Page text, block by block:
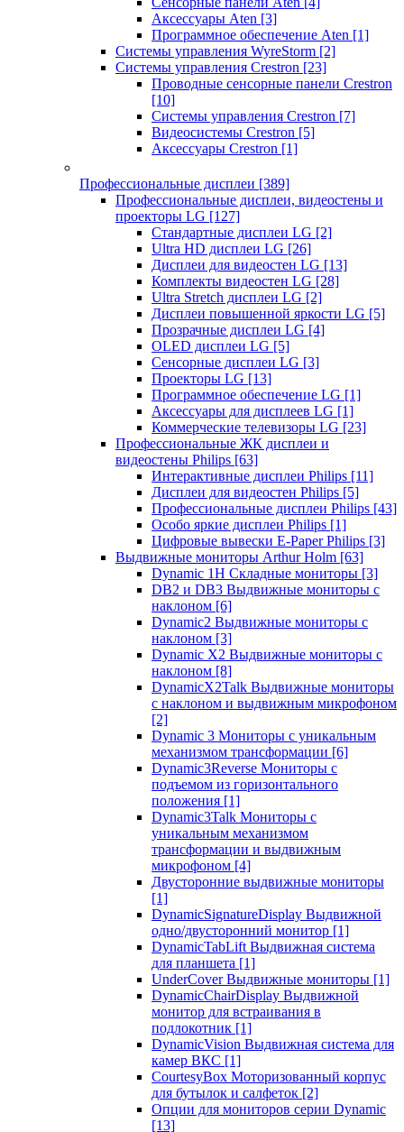
Аксессуары Aten [3]
Программное обеспечение Aten [1]
Системы управления WyreStorm [2]
Системы управления Crestron [23]
Проводные сенсорные панели Crestron
[10]
Системы управления Crestron [7]
Видеосистемы Crestron [5]
Аксессуары Crestron [1]
Профессиональные дисплеи [389]
Профессиональные дисплеи, видеостены и
проекторы LG [127]
Стандартные дисплеи LG [2]
Ultra HD дисплеи LG [26]
Дисплеи для видеостен LG [13]
Комплекты видеостен LG [28]
Ultra Stretch дисплеи LG [2]
Дисплеи повышенной яркости LG [5]
Прозрачные дисплеи LG [4]
OLED дисплеи LG [5]
Сенсорные дисплеи LG [3]
Проекторы LG [13]
Программное обеспечение LG [1]
Аксессуары для дисплеев LG [1]
Коммерческие телевизоры LG [23]
Профессиональные ЖК дисплеи и
видеостены Philips [63]
Интерактивные дисплеи Philips [11]
Дисплеи для видеостен Philips [5]
Профессиональные дисплеи Philips [43]
Особо яркие дисплеи Philips [1]
Цифровые вывески E-Paper Philips [3]
Выдвижные мониторы Arthur Holm [63]
Dynamic 1Н Складные мониторы [3]
DB2 и DB3 Выдвижные мониторы с
наклоном [6]
Dynamic2 Выдвижные мониторы с
наклоном [3]
Dynamic X2 Выдвижные мониторы с
наклоном [8]
DynamicX2Talk Выдвижные мониторы
с наклоном и выдвижным микрофоном
[2]
Dynamic 3 Мониторы с уникальным
механизмом трансформации [6]
Dynamic3Reverse Мониторы с
подъемом из горизонтального
положения [1]
Dynamic3Talk Мониторы с
уникальным механизмом
трансформации и выдвижным
микрофоном [4]
Двусторонние выдвижные мониторы
[1]
DynamicSignatureDisplay Выдвижной
одно/двусторонний монитор [1]
DynamicTabLift Выдвижная система
для планшета [1]
UnderCover Выдвижные мониторы [1]
DynamicChairDisplay Выдвижной
монитор для встраивания в
подлокотник [1]
DynamicVision Выдвижная система для
камер ВКС [1]
CourtesyBox Моторизованный корпус
для бутылок и салфеток [2]
Опции для мониторов серии Dynamic
[13]